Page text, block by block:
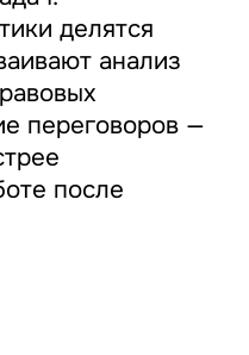
делятся
анализ
переговоров —
после